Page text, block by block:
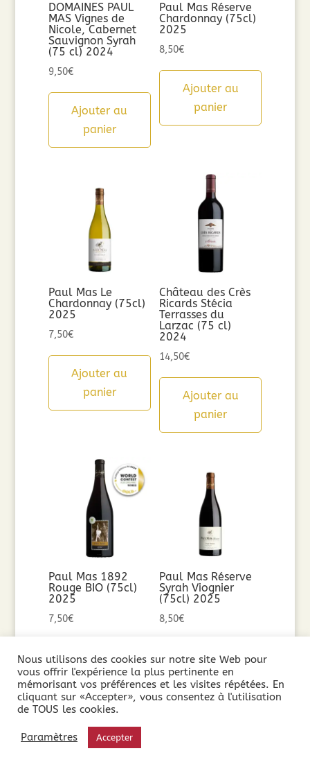
DOMAINES PAUL
MAS Vignes de
Nicole, Cabernet
Sauvignon Syrah
(75 cl) 2024
9,50€
Ajouter au
panier
Paul Mas Réserve
Chardonnay (75cl)
2025
8,50€
Ajouter au
panier
Paul Mas Le
Chardonnay (75cl)
2025
7,50€
Ajouter au
panier
Château des Crès
Ricards Stécia
Terrasses du
Larzac (75 cl)
2024
14,50€
Ajouter au
panier
Paul Mas 1892
Rouge BIO (75cl)
2025
7,50€
Ajouter au
panier
Paul Mas Réserve
Syrah Viognier
(75cl) 2025
8,50€
Ajouter au
panier
Nous utilisons des cookies sur notre site Web pour
vous offrir l'expérience la plus pertinente en
mémorisant vos préférences et les visites répétées. En
cliquant sur «Accepter», vous consentez à l'utilisation
de TOUS les cookies.
Paramètres Accepter